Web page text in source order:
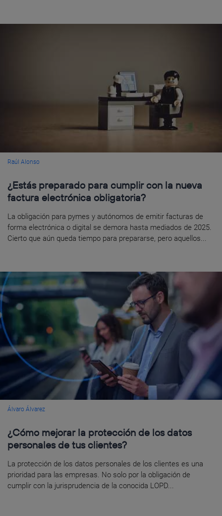
Raúl Alonso
¿Estás preparado para cumplir con la nueva
factura electrónica obligatoria?
La obligación para pymes y autónomos de emitir facturas de
forma electrónica o digital se demora hasta mediados de 2025.
Cierto que aún queda tiempo para prepararse, pero aquellos...
Álvaro Álvarez
¿Cómo mejorar la protección de los datos
personales de tus clientes?
La protección de los datos personales de los clientes es una
prioridad para las empresas. No solo por la obligación de
cumplir con la jurisprudencia de la conocida LOPD...